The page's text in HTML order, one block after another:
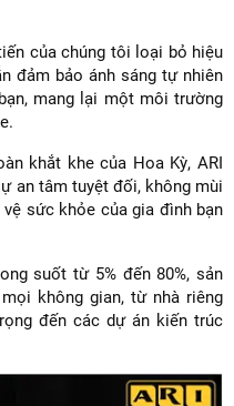
của chúng tôi loại bỏ hiệu
đảm bảo ánh sáng tự nhiên
mang lại một môi trường
khắt khe của Hoa Kỳ, ARI
an tâm tuyệt đối, không mùi
sức khỏe của gia đình bạn
suốt từ 5% đến 80%, sản
không gian, từ nhà riêng
đến các dự án kiến trúc